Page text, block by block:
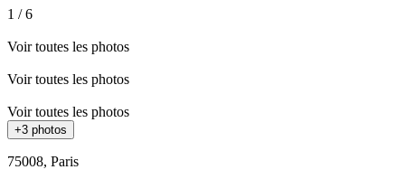
1 /6
Voir toutes les photos
Voir toutes les photos
Voir toutes les photos
+3 photos
75008, Paris